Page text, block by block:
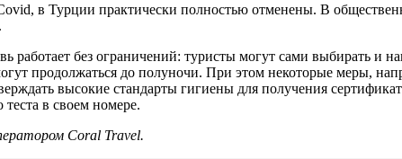
в Турции практически полностью отменены. В
работает без ограничений: туристы могут сами выбирать и
продолжаться до полуночи. При этом некоторые меры,
высокие стандарты гигиены для получения
в своем номере.
Coral Travel.